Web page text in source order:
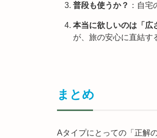
普段も使うか？ ：自
本当に欲しいのは「広
が、旅の安心に直結す
まとめ
Aタイプにとっての「正解